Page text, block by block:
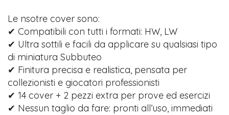
Le nsotre cover sono:
✔ Compatibili con tutti i formati: HW, LW
✔ Ultra sottili e facili da applicare su qualsiasi tipo
di miniatura Subbuteo
✔ Finitura precisa e realistica, pensata per
collezionisti e giocatori professionisti
✔ 14 cover + 2 pezzi extra per prove ed esercizi
✔ Nessun taglio da fare: pronti all’uso, immediati